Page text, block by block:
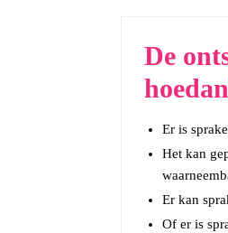
De
Er is
Het kan
Er kan
Of er is